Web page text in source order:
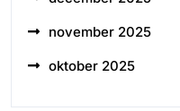
november 2025
oktober 2025